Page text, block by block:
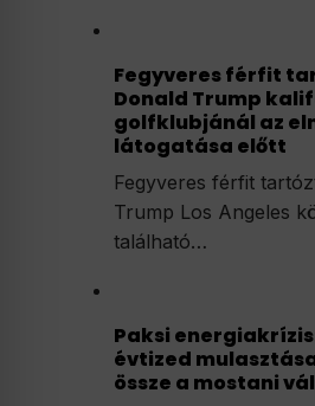
Fegyveres férfit
Donald Trump
golfklubjánál az
látogatása előtt
Fegyveres férfit
Trump Los Angeles
található…
Paksi
évtized
össze a mostani